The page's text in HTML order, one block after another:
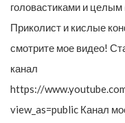
головастиками и
Приколист и кислые
смотрите мое видео!
канал
https://
view_as=public Канал